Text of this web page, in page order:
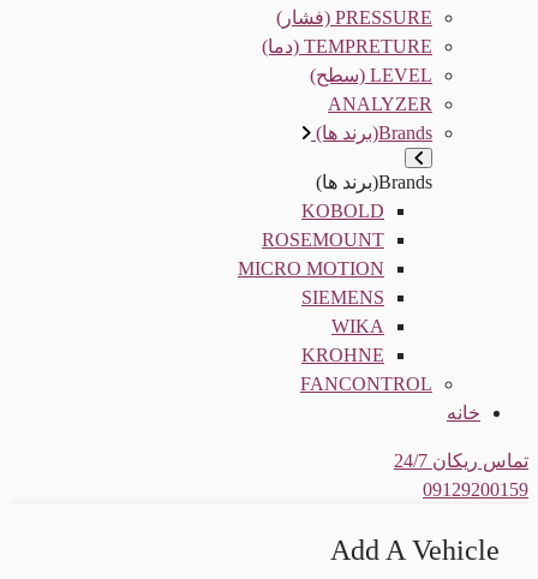
PRESSURE (فشار)
TEMPRETURE (دما)
LEVEL (سطح)
ANALYZER
Brands(برند ها)
Brands(برند ها)
KOBOLD
ROSEMOUNT
MICRO MOTION
SIEMENS
WIKA
KROHNE
FANCONTROL
خانه
تماس ریکان 24/7
09129200159
Add A Vehicle